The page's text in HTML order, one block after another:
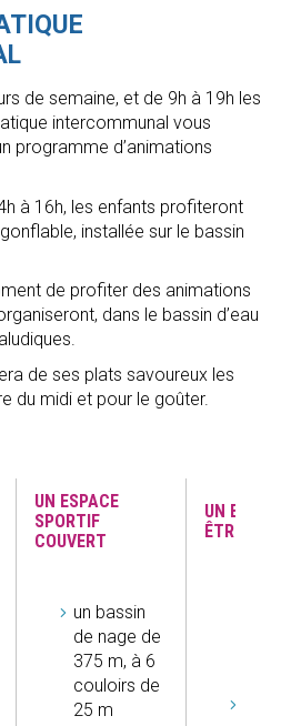
de semaine, et de 9h à 19h les
intercommunal vous
programme d’animations
à 16h, les enfants profiteront
installée sur le bassin
de profiter des animations
dans le bassin d’eau
de ses plats savoureux les
du midi et pour le goûter.
UN ESPACE
SPORTIF
COUVERT
UN
ÊTRE
un bassin
de nage de
375 m, à 6
couloirs de
25 m